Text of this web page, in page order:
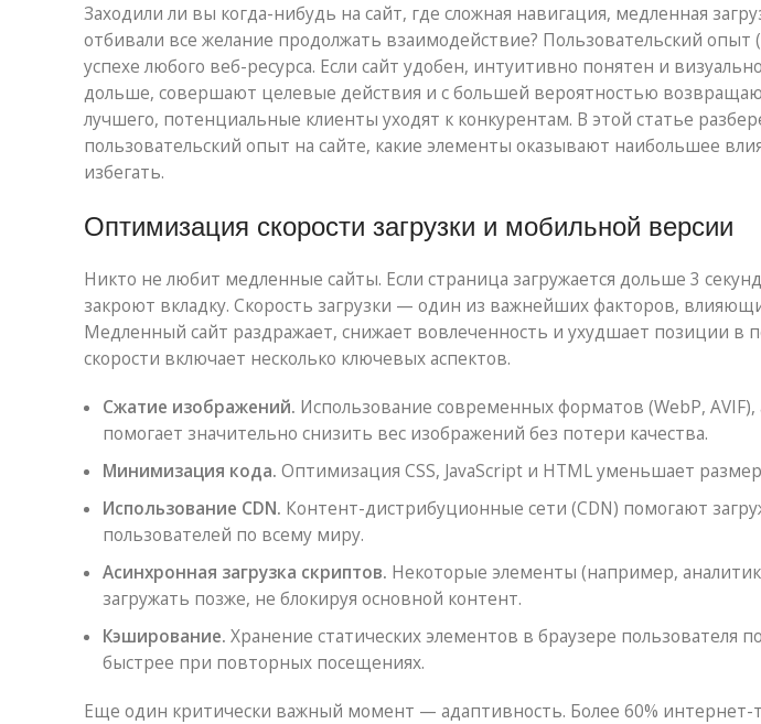
Заходили ли вы когда-нибудь на сайт, где сложная навигация, медленная
отбивали все желание продолжать взаимодействие? Пользовательский опыт
успехе любого веб-ресурса. Если сайт удобен, интуитивно понятен и
дольше, совершают целевые действия и с большей вероятностью
лучшего, потенциальные клиенты уходят к конкурентам. В этой статье
пользовательский опыт на сайте, какие элементы оказывают наибольшее
избегать.
Оптимизация скорости загрузки и мобильной версии
Никто не любит медленные сайты. Если страница загружается дольше 3
закроют вкладку. Скорость загрузки — один из важнейших факторов,
Медленный сайт раздражает, снижает вовлеченность и ухудшает позиции в
скорости включает несколько ключевых аспектов.
Сжатие изображений. Использование современных форматов (WebP,
помогает значительно снизить вес изображений без потери качества.
Минимизация кода. Оптимизация CSS, JavaScript и HTML уменьшает размер
Использование CDN. Контент-дистрибуционные сети (CDN) помогают
пользователей по всему миру.
Асинхронная загрузка скриптов. Некоторые элементы (например,
загружать позже, не блокируя основной контент.
Кэширование. Хранение статических элементов в браузере пользователя
быстрее при повторных посещениях.
Еще один критически важный момент — адаптивность. Более 60% интернет-